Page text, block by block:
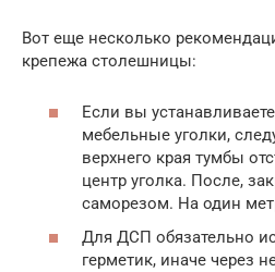
Вот еще несколько
крепежа столешницы:
Если вы
мебельные уголки,
верхнего края тумбы
центр уголка. После,
саморезом. На один
Для ДСП обязательно
герметик, иначе через